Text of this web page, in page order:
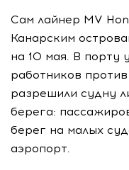
Сам лайнер MV
Канарским
на 10 мая. В порту
работников
разрешили судну
берега:
берег на малых
аэропорт.